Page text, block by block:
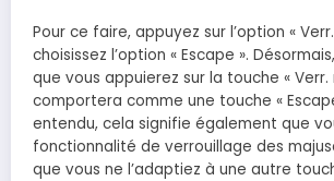
Pour ce faire, appuyez sur l’option «
choisissez l’option « Escape ».
que vous appuierez sur la touche « Verr.
comportera comme une touche «
entendu, cela signifie également que
fonctionnalité de verrouillage des
que vous ne l’adaptiez à une autre